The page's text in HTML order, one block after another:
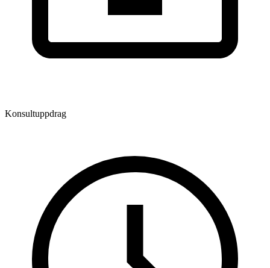
Konsultuppdrag